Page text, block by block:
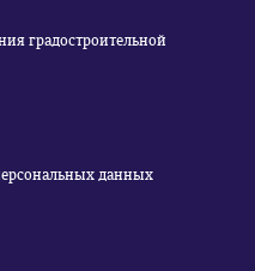
градостроительной
данных